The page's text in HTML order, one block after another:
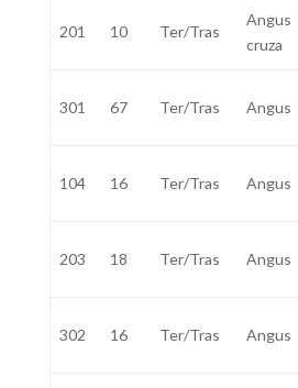
201 10 Ter/Tras
Angus
cruza
301 67 Ter/Tras Angus
104 16 Ter/Tras Angus
203 18 Ter/Tras Angus
302 16 Ter/Tras Angus